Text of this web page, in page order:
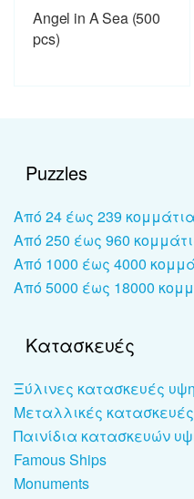
Angel in A Sea (500
pcs)
Puzzles
Από 24 έως 239 κομμάτια
Από 250 έως 960
Από 1000 έως 4000
Από 5000 έως 18000
Κατασκευές
Ξύλινες κατασκευές
Μεταλλικές κατασκευές
Παινίδια κατασκευών
Famous Ships
Monuments